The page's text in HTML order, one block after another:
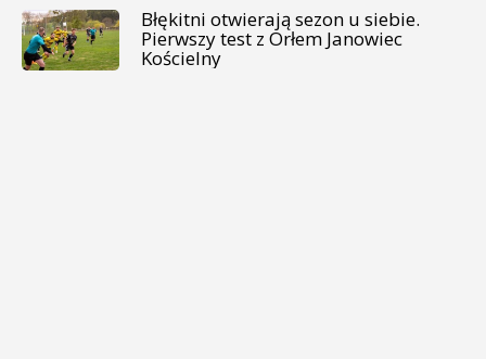
Błękitni otwierają sezon u siebie.
Pierwszy test z Orłem Janowiec
Kościelny